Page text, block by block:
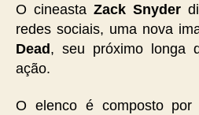
O cineasta Zack Snyder
redes sociais, uma nova
Dead, seu próximo longa
ação.
O elenco é composto por